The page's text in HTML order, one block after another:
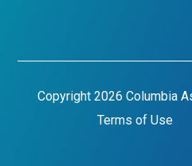
Copyright 2026 Columbia
Terms of Use